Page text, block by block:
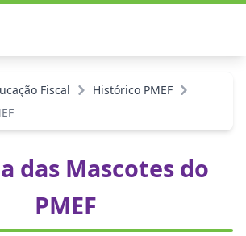
Fiscal
Histórico PMEF
das Mascotes do
PMEF